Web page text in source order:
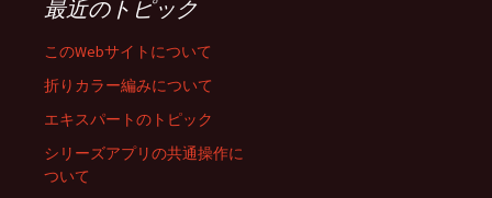
最近のトピック
このWebサイトについて
折りカラー編みについて
エキスパートのトピック
シリーズアプリの共通操作に
ついて